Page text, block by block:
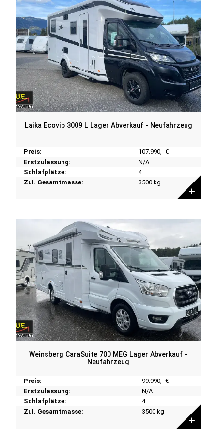
Laika Ecovip 3009 L Lager Abverkauf - Neufahrzeug
Preis:
107.990,- €
Erstzulassung:
N/A
Schlafplätze:
4
Zul. Gesamtmasse:
3500 kg
Weinsberg CaraSuite 700 MEG Lager Abverkauf -
Neufahrzeug
Preis:
99.990,- €
Erstzulassung:
N/A
Schlafplätze:
4
Zul. Gesamtmasse:
3500 kg